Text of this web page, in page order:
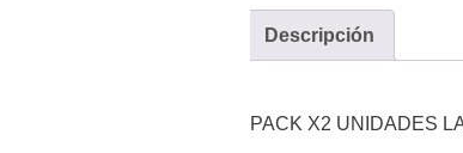
Descripción
PACK X2 UNIDADES